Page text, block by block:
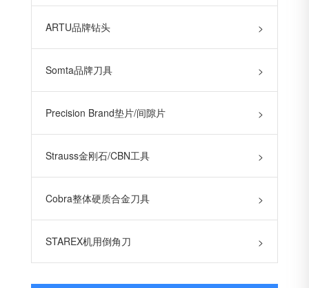
ARTU品牌钻头 >
Somta品牌刀具 >
Precision Brand垫片/间隙片 >
Strauss金刚石/CBN工具 >
Cobra整体硬质合金刀具 >
STAREX机用倒角刀 >